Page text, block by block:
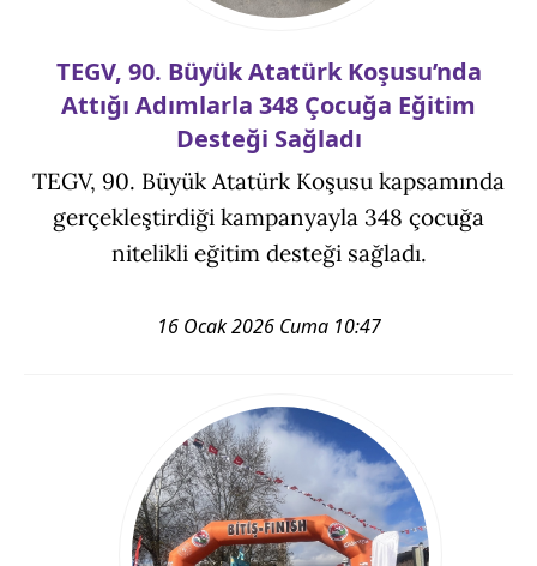
TEGV, 90. Büyük Atatürk Koşusu’nda
Attığı Adımlarla 348 Çocuğa Eğitim
Desteği Sağladı
TEGV, 90. Büyük Atatürk Koşusu kapsamında
gerçekleştirdiği kampanyayla 348 çocuğa
nitelikli eğitim desteği sağladı.
16 Ocak 2026 Cuma 10:47